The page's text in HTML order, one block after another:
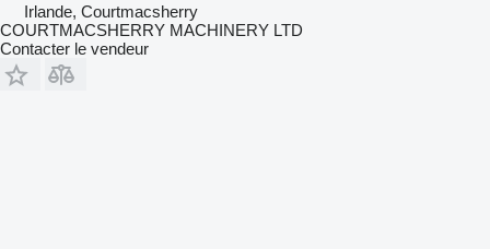
Irlande, Courtmacsherry
COURTMACSHERRY MACHINERY LTD
Contacter le vendeur